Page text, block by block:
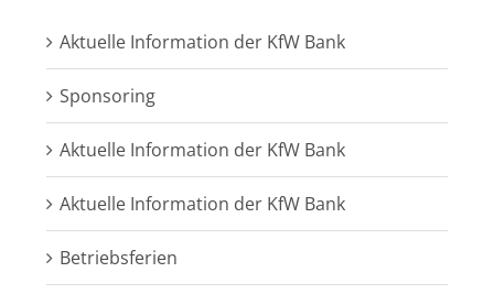
Aktuelle Information der KfW Bank
Sponsoring
Aktuelle Information der KfW Bank
Aktuelle Information der KfW Bank
Betriebsferien